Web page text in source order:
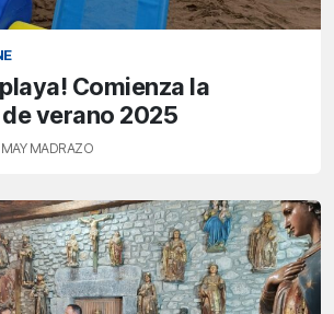
Comienza la
verano 2025
MADRAZO